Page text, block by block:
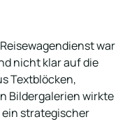
war
nicht klar auf die
Textblöcken,
Bildergalerien wirkte
ein strategischer